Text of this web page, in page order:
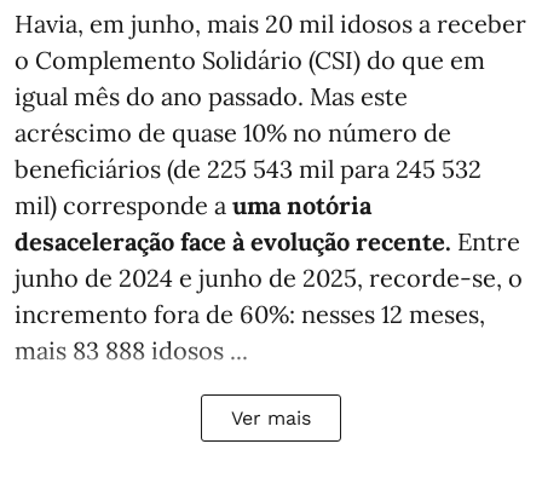
Havia, em junho, mais 20 mil idosos a receber
o Complemento Solidário (CSI) do que em
igual mês do ano passado. Mas este
acréscimo de quase 10% no número de
beneficiários (de 225 543 mil para 245 532
mil) corresponde a uma notória
desaceleração face à evolução recente. Entre
junho de 2024 e junho de 2025, recorde-se, o
incremento fora de 60%: nesses 12 meses,
mais 83 888 idosos ...
Ver mais